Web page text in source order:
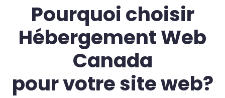
Pourquoi choisir
Hébergement Web
Canada
pour votre site web?